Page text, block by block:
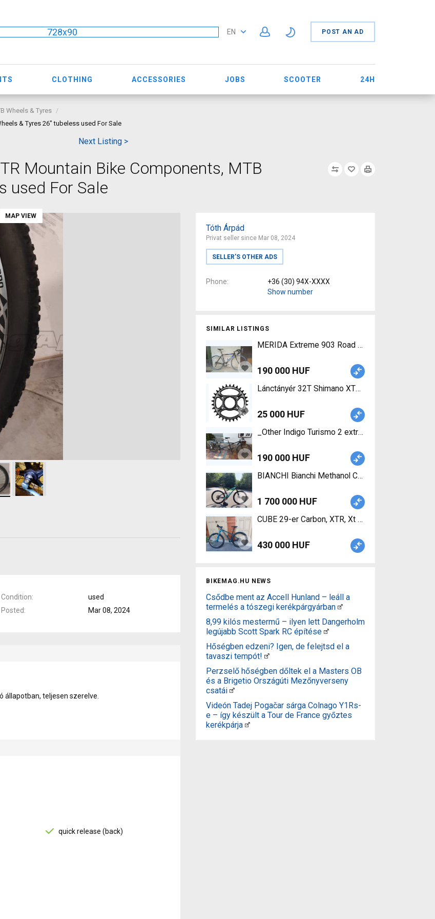
728x90 EN POST AN AD
CLOTHING ACCESSORIES JOBS SCOOTER 24H
Wheels & Tyres
& Tyres 26" tubeless used For Sale
Next Listing >
Mountain Bike Components, MTB
used For Sale
Tóth Árpád
Privat seller since Mar 08, 2024
SELLER’S OTHER ADS
Phone
+36 (30) 94X-XXXX
Show number
SIMILAR LISTINGS
MERIDA Extreme 903 Road bike calliper brake
190 000 HUF
Lánctányér 32T Shimano XTR 32T (FC-M9100)
25 000 HUF
190 000 HUF
BIANCHI Bianchi Methanol CV FS 9.2 - XTR/XT
1 700 000 HUF
CUBE 29-er Carbon, XTR, Xt felszereltség!
430 000 HUF
BIKEMAG.HU NEWS
Csődbe ment az Accell Hunland – leáll a
termelés a tószegi kerékpárgyárban
8,99 kilós mestermű – ilyen lett Dangerholm
legújabb Scott Spark RC építése
Hőségben edzeni? Igen, de felejtsd el a
tavaszi tempót!
Perzselő hőségben dőltek el a Masters OB
és a Brigetio Országúti Mezőnyverseny
csatái
Videón Tadej Pogačar sárga Colnago Y1Rs-
e – így készült a Tour de France győztes
kerékpárja
MAP VIEW
Condition
used
Posted Mar 08, 2024
állapotban, teljesen szerelve.
quick release (back)